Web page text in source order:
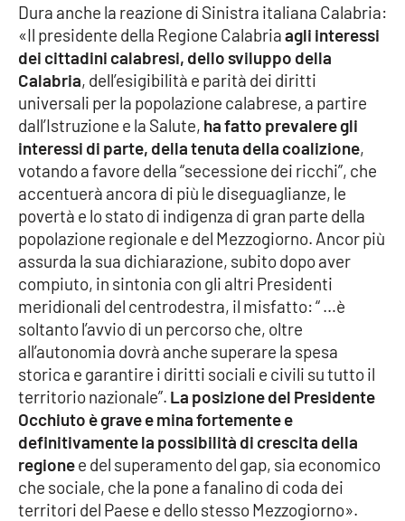
Dura anche la reazione di Sinistra italiana Calabria:
«Il presidente della Regione Calabriaagli interessi
dei cittadini calabresi, dello sviluppo della
Calabria, dell’esigibilità e parità dei diritti
universali per la popolazione calabrese, a partire
dall’Istruzione e la Salute, ha fatto prevalere gli
interessi di parte, della tenuta della coalizione,
votando a favore della “secessione dei ricchi”, che
accentuerà ancora di più le diseguaglianze, le
povertà e lo stato di indigenza di gran parte della
popolazione regionale e del Mezzogiorno. Ancor più
assurda la sua dichiarazione, subito dopo aver
compiuto, in sintonia con gli altri Presidenti
meridionali del centrodestra, il misfatto: “ …è
soltanto l’avvio di un percorso che, oltre
all’autonomia dovrà anche superare la spesa
storica e garantire i diritti sociali e civili su tutto il
territorio nazionale”. La posizione del Presidente
Occhiuto è grave e mina fortemente e
definitivamente la possibilità di crescita della
regionee del superamento del gap, sia economico
che sociale, che la pone a fanalino di coda dei
territori del Paese e dello stesso Mezzogiorno».